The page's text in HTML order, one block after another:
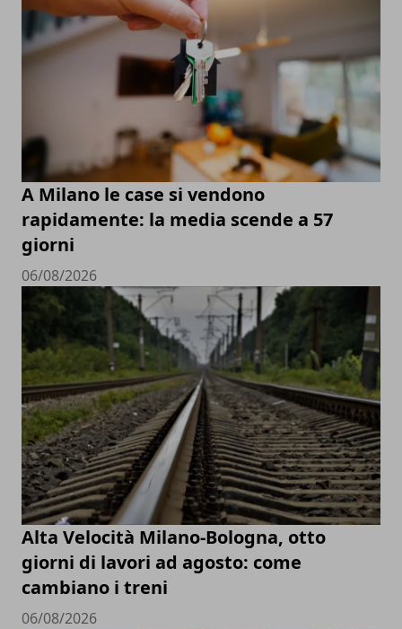
A Milano le case si vendono
rapidamente: la media scende a 57
giorni
06/08/2026
Alta Velocità Milano-Bologna, otto
giorni di lavori ad agosto: come
cambiano i treni
06/08/2026